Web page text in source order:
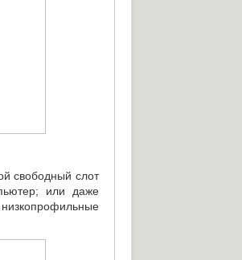
свободный слот
или даже